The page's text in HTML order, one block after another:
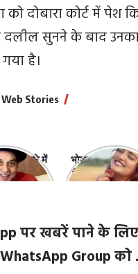
को दोबारा कोर्ट में पेश
सुनने के बाद उनका
है।
Stories
के बारे में
जिनके बारे
भोजपुरी की ये 10
हैं सबसे खूबसूरत
पर खबरें पाने के
Group को